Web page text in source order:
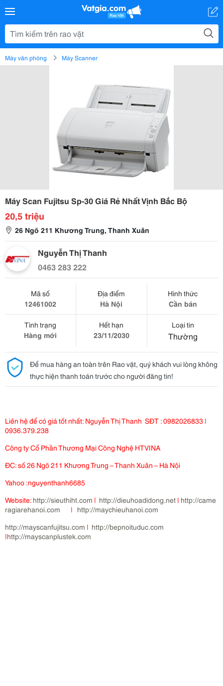
Máy văn phòng Máy Scanner
Máy Scan Fujitsu Sp-30 Giá Rẻ Nhất Vịnh Bắc Bộ
20,5 triệu
26 Ngõ 211 Khương Trung, Thanh Xuân
Nguyễn Thị Thanh
0463 283 222
Mã số
12461002
Địa điểm
Hà Nội
Hình thức
Cần bán
Tình trạng
Hàng mới
Hết hạn
23/11/2030
Loại tin
Thường
Để mua hàng an toàn trên Rao vặt, quý khách vui lòng không
thực hiện thanh toán trước cho người đăng tin!
Liên hệ để có giá tốt nhất: Nguyễn Thị Thanh SĐT : 0982026833 |
0936.379.238
Công ty Cổ Phần Thương Mại Công Nghệ HTVINA
ĐC: số 26 Ngõ 211 Khương Trung – Thanh Xuân – Hà Nội
Yahoo :nguyenthanh6685
Website: http://sieuthiht.com | http://dieuhoadidong.net | http://came
ragiarehanoi.com | http://maychieuhanoi.com
http://mayscanfujitsu.com | http://bepnoituduc.com
|http://mayscanplustek.com